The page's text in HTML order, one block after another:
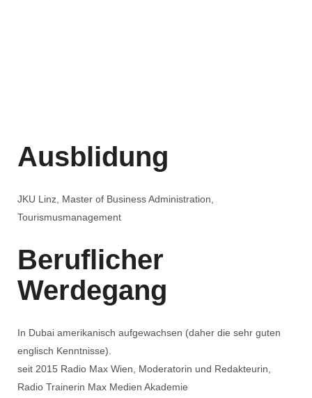
Ausblidung
JKU Linz, Master of Business Administration,
Tourismusmanagement
Beruflicher
Werdegang
In Dubai amerikanisch aufgewachsen (daher die sehr guten
englisch Kenntnisse).
seit 2015 Radio Max Wien, Moderatorin und Redakteurin,
Radio Trainerin Max Medien Akademie